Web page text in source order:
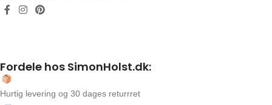
Fordele hos SimonHolst.dk:
Hurtig levering og 30 dages returrret